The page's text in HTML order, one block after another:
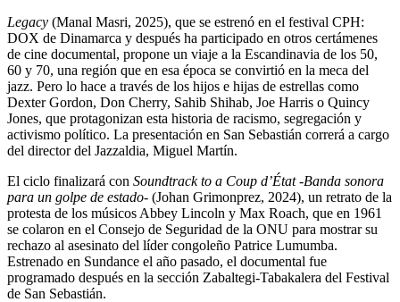
Legacy (Manal Masri, 2025), que se estrenó en el festival CPH:
DOX de Dinamarca y después ha participado en otros certámenes
de cine documental, propone un viaje a la Escandinavia de los 50,
60 y 70, una región que en esa época se convirtió en la meca del
jazz. Pero lo hace a través de los hijos e hijas de estrellas como
Dexter Gordon, Don Cherry, Sahib Shihab, Joe Harris o Quincy
Jones, que protagonizan esta historia de racismo, segregación y
activismo político. La presentación en San Sebastián correrá a cargo
del director del Jazzaldia, Miguel Martín.
El ciclo finalizará con Soundtrack to a Coup d’État -Banda sonora
para un golpe de estado- (Johan Grimonprez, 2024), un retrato de la
protesta de los músicos Abbey Lincoln y Max Roach, que en 1961
se colaron en el Consejo de Seguridad de la ONU para mostrar su
rechazo al asesinato del líder congoleño Patrice Lumumba.
Estrenado en Sundance el año pasado, el documental fue
programado después en la sección Zabaltegi-Tabakalera del Festival
de San Sebastián.